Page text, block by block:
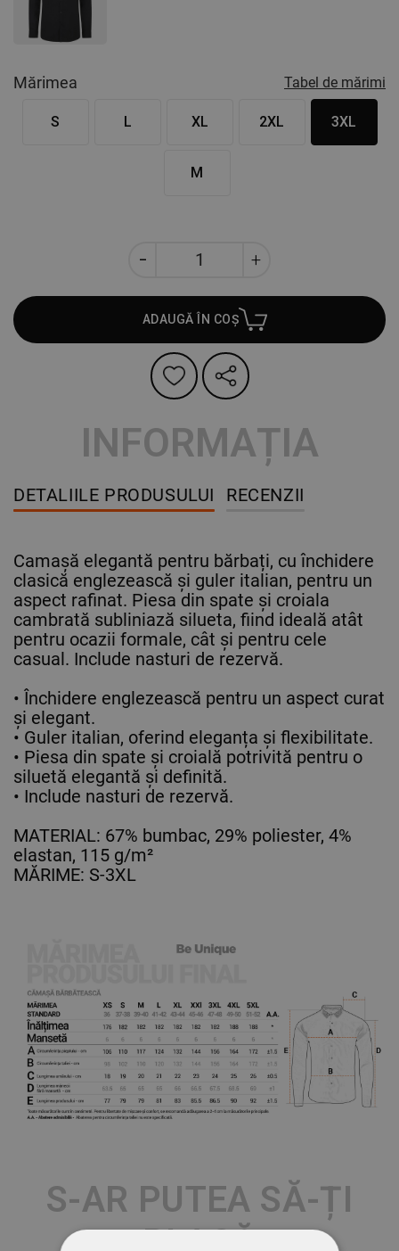
Mărimea Tabel de mărimi
S L XL 2XL 3XL
M
ADAUGĂ ÎN COȘ
INFORMAȚIA
DETALIILE PRODUSULUI RECENZII
Camașă elegantă pentru bărbați, cu închidere
clasică englezească și guler italian, pentru un
aspect rafinat. Piesa din spate și croiala
cambrată subliniază silueta, fiind ideală atât
pentru ocazii formale, cât și pentru cele
casual. Include nasturi de rezervă.
• Închidere englezească pentru un aspect curat
și elegant.
• Guler italian, oferind eleganța și flexibilitate.
• Piesa din spate și croială potrivită pentru o
siluetă elegantă și definită.
• Include nasturi de rezervă.
MATERIAL: 67% bumbac, 29% poliester, 4%
elastan, 115 g/m²
MĂRIME: S-3XL
S-AR PUTEA SĂ-ȚI
PLACĂ